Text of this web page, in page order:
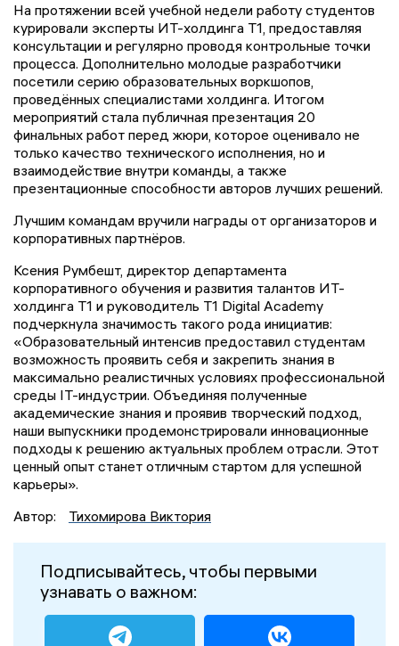
На протяжении всей учебной недели работу студентов
курировали эксперты ИТ-холдинга Т1, предоставляя
консультации и регулярно проводя контрольные точки
процесса. Дополнительно молодые разработчики
посетили серию образовательных воркшопов,
проведённых специалистами холдинга. Итогом
мероприятий стала публичная презентация 20
финальных работ перед жюри, которое оценивало не
только качество технического исполнения, но и
взаимодействие внутри команды, а также
презентационные способности авторов лучших решений.
Лучшим командам вручили награды от организаторов и
корпоративных партнёров.
Ксения Румбешт, директор департамента
корпоративного обучения и развития талантов ИТ-
холдинга Т1 и руководитель T1 Digital Academy
подчеркнула значимость такого рода инициатив:
«Образовательный интенсив предоставил студентам
возможность проявить себя и закрепить знания в
максимально реалистичных условиях профессиональной
среды IT-индустрии. Объединяя полученные
академические знания и проявив творческий подход,
наши выпускники продемонстрировали инновационные
подходы к решению актуальных проблем отрасли. Этот
ценный опыт станет отличным стартом для успешной
карьеры».
Автор:
Тихомирова Виктория
Подписывайтесь, чтобы первыми
узнавать о важном: